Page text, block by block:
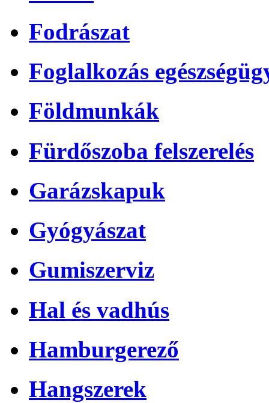
Fodrászat
Foglalkozás
Földmunkák
Fürdőszoba felszerelés
Garázskapuk
Gyógyászat
Gumiszerviz
Hal és vadhús
Hamburgerező
Hangszerek